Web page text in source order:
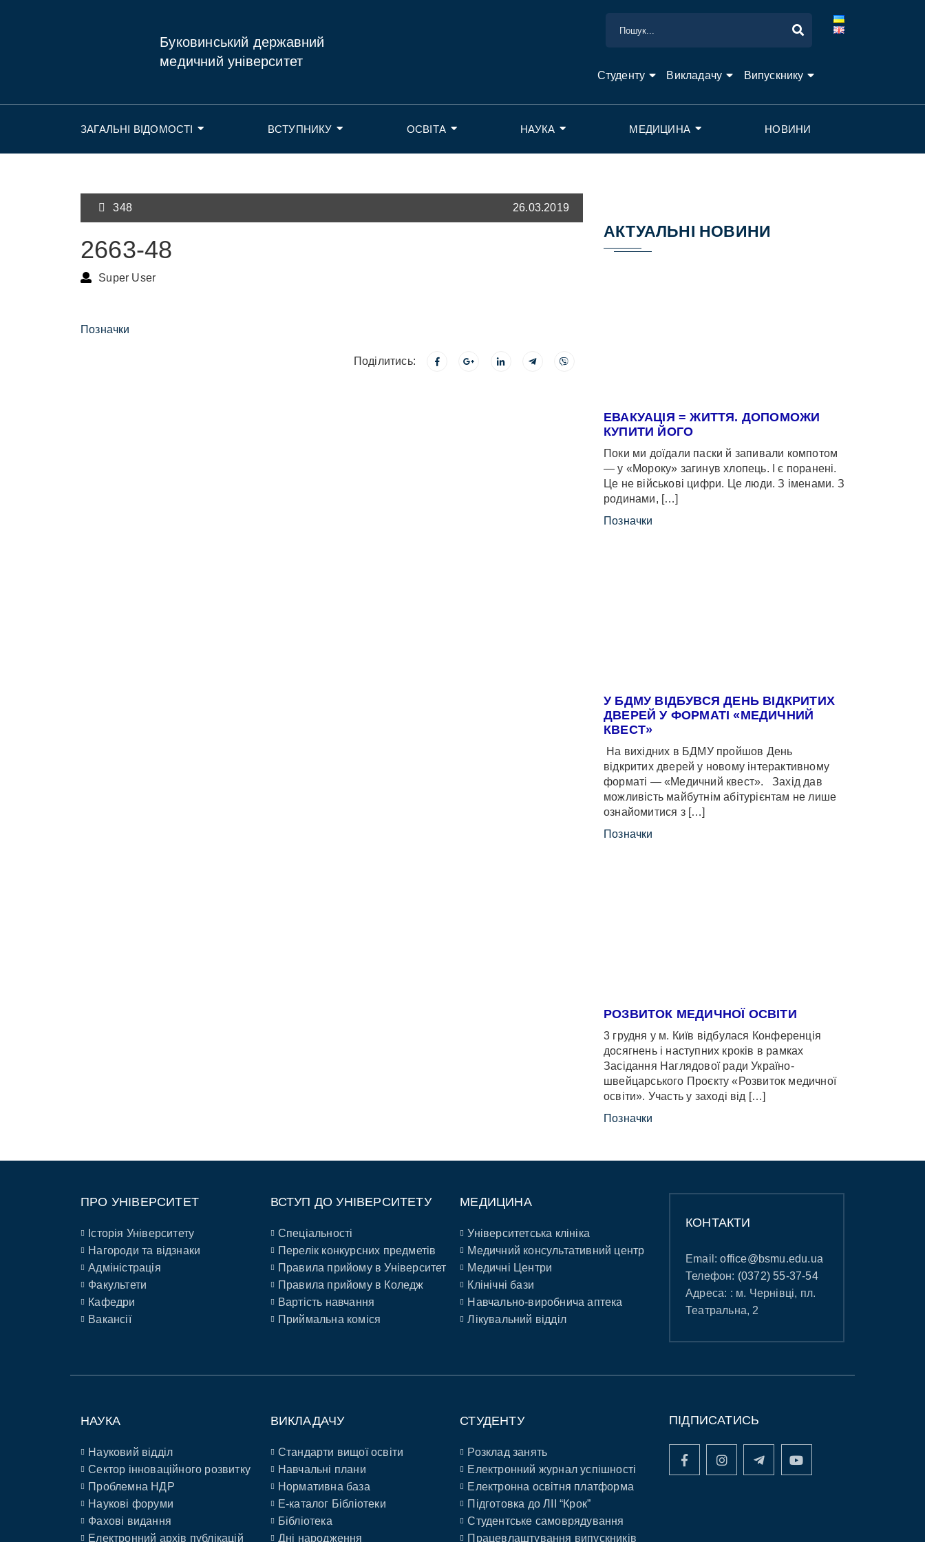
Буковинський державний
медичний університет
Студенту Викладачу Випускнику
ЗАГАЛЬНІ ВІДОМОСТІ ВСТУПНИКУ ОСВІТА НАУКА МЕДИЦИНА НОВИНИ
348 26.03.2019
2663-48
Super User
Позначки
Поділитись:
АКТУАЛЬНІ НОВИНИ
ЕВАКУАЦІЯ = ЖИТТЯ. ДОПОМОЖИ
КУПИТИ ЙОГО
Поки ми доїдали паски й запивали компотом
— у «Мороку» загинув хлопець. І є поранені.
Це не військові цифри. Це люди. З іменами. З
родинами, […]
Позначки
У БДМУ ВІДБУВСЯ ДЕНЬ ВІДКРИТИХ
ДВЕРЕЙ У ФОРМАТІ «МЕДИЧНИЙ
КВЕСТ»
На вихідних в БДМУ пройшов День
відкритих дверей у новому інтерактивному
форматі — «Медичний квест». Захід дав
можливість майбутнім абітурієнтам не лише
ознайомитися з […]
Позначки
РОЗВИТОК МЕДИЧНОЇ ОСВІТИ
3 грудня у м. Київ відбулася Конференція
досягнень і наступних кроків в рамках
Засідання Наглядової ради Україно-
швейцарського Проєкту «Розвиток медичної
освіти». Участь у заході від […]
Позначки
ПРО УНІВЕРСИТЕТ
Історія Університету
Нагороди та відзнаки
Адміністрація
Факультети
Кафедри
Вакансії
ВСТУП ДО УНІВЕРСИТЕТУ
Спеціальності
Перелік конкурсних предметів
Правила прийому в Університет
Правила прийому в Коледж
Вартість навчання
Приймальна коміся
МЕДИЦИНА
Університетська клініка
Медичний консультативний центр
Медичні Центри
Клінічні бази
Навчально-виробнича аптека
Лікувальний відділ
КОНТАКТИ
Email:office@bsmu.edu.ua
Телефон: (0372) 55-37-54
Адреса: : м. Чернівці, пл.
Театральна, 2
НАУКА
Науковий відділ
Сектор інноваційного розвитку
Проблемна НДР
Наукові форуми
Фахові видання
Електронний архів публікацій
ВИКЛАДАЧУ
Стандарти вищої освіти
Навчальні плани
Нормативна база
E-каталог Бібліотеки
Бібліотека
Дні народження
СТУДЕНТУ
Розклад занять
Електронний журнал успішності
Електронна освітня платформа
Підготовка до ЛІІ “Крок”
Студентське самоврядування
Працевлаштування випускників
ПІДПИСАТИСЬ